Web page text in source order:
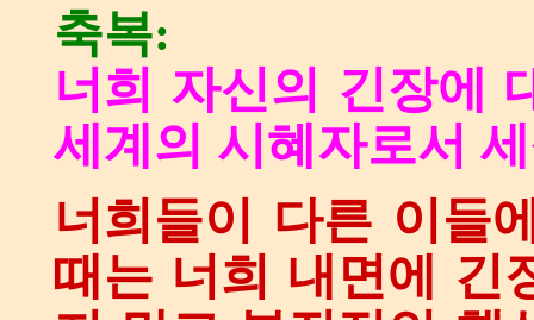
축복:
너희 자신의 긴장에
세계의 시혜자로서
너희들이 다른 이들
때는 너희 내면에 긴